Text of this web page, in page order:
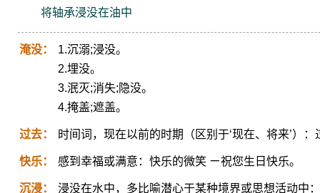
将轴承浸没在油中
淹没：
1.沉溺;浸没。
2.埋没。
3.泯灭;消失;隐没。
4.掩盖;遮盖。
过去： 时间词，现在以前的时期（区别于‘现在、将来’）
快乐： 感到幸福或满意：快乐的微笑 ㄧ祝您生日快乐。
沉浸： 浸没在水中，多比喻潜心于某种境界或思想活动中